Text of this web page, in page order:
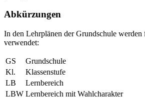
Abkürzungen
In den Lehrplänen der Grundschule
verwendet:
GS
Grundschule
Kl.
Klassenstufe
LB
Lernbereich
LBW Lernbereich mit Wahlcharakter